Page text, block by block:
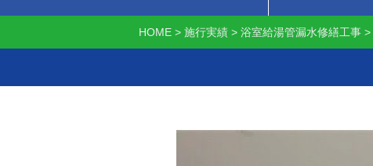
HOME > 施行実績 > 浴室給湯管漏水修繕工事 >